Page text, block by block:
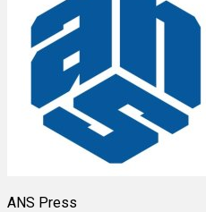
ANS Press